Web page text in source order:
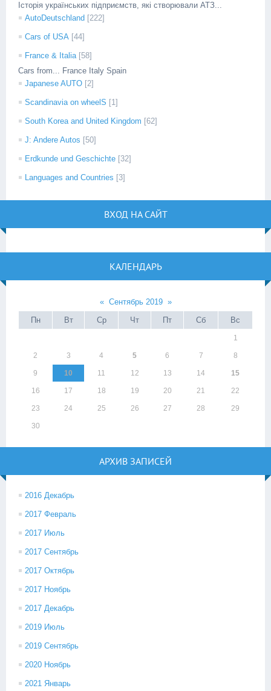
Історія українських підприємств, які створювали АТЗ...
AutoDeutschland [222]
Cars of USA [44]
France & Italia [58]
Cars from... France Italy Spain
Japanese AUTO [2]
Scandinavia on wheelS [1]
South Korea and United Kingdom [62]
J: Andere Autos [50]
Erdkunde und Geschichte [32]
Languages and Countries [3]
ВХОД НА САЙТ
КАЛЕНДАРЬ
« Сентябрь 2019 »
Пн
Вт Ср Чт Пт Сб Вс
1
2 3 4 5 6 7 8
9 10 11 12 13 14 15
16 17 18 19 20 21 22
23 24 25 26 27 28 29
30
АРХИВ ЗАПИСЕЙ
2016 Декабрь
2017 Февраль
2017 Июль
2017 Сентябрь
2017 Октябрь
2017 Ноябрь
2017 Декабрь
2019 Июль
2019 Сентябрь
2020 Ноябрь
2021 Январь